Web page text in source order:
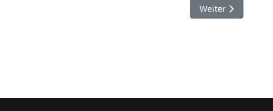
Nächster Beitrag:
Weiter